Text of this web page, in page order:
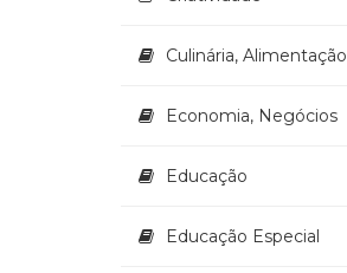
Culinária, Alimentação
Economia, Negócios
Educação
Educação Especial